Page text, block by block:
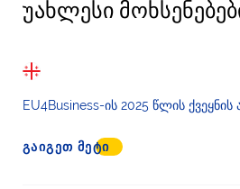
უახლესი
EU4Business-ის 2025 წლის
ᲒᲐᲘᲒᲔᲗ ᲛᲔᲢᲘ